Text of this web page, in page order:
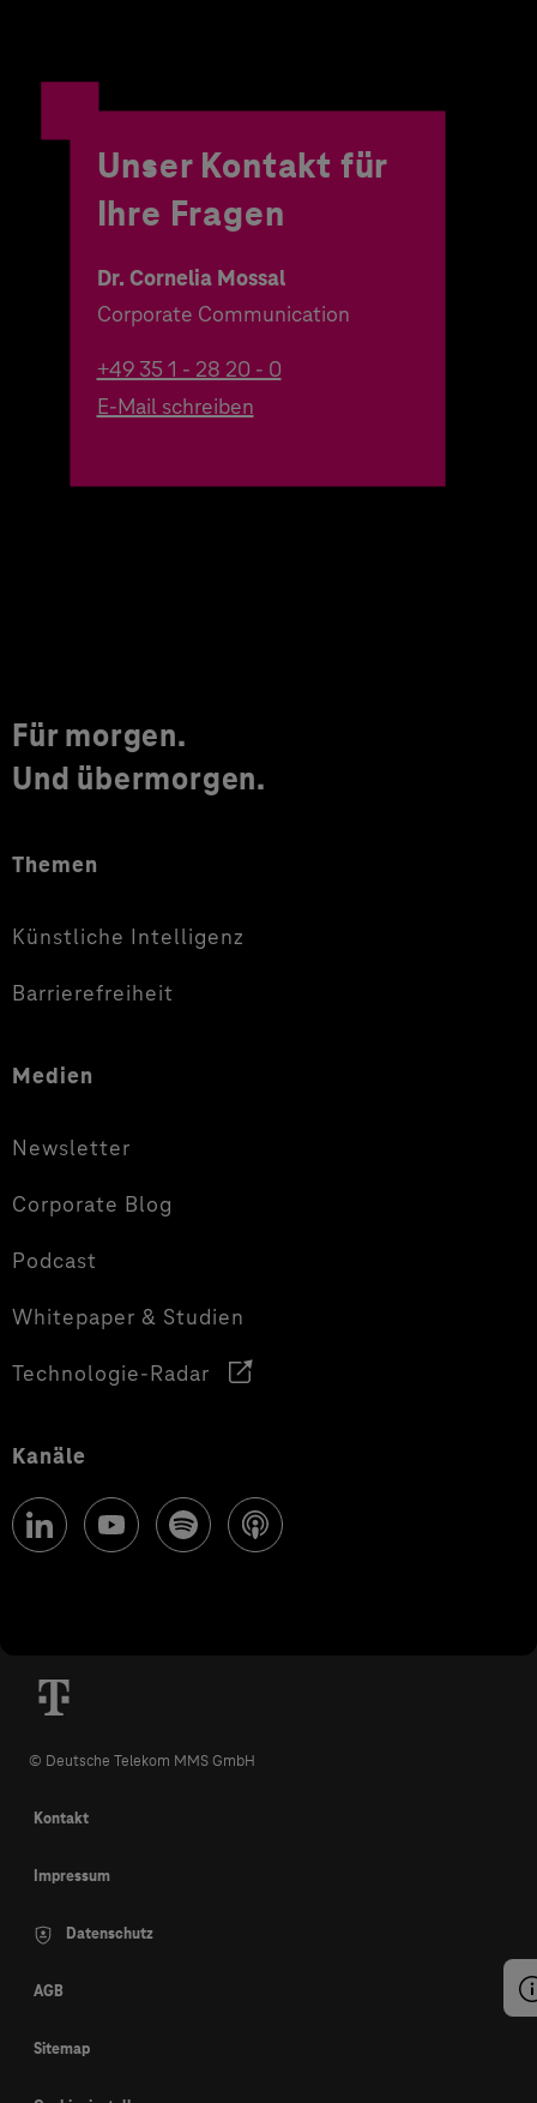
Unser Kontakt für
Ihre Fragen
Dr. Cornelia Mossal
Corporate Communication
+49 35 1 - 28 20 - 0
E-Mail schreiben
Für morgen.
Und übermorgen.
Themen
Künstliche Intelligenz
Barrierefreiheit
Medien
Newsletter
Corporate Blog
Podcast
Whitepaper & Studien
Technologie-Radar
Kanäle
© Deutsche Telekom MMS GmbH
Kontakt
Impressum
Datenschutz
AGB
Sitemap